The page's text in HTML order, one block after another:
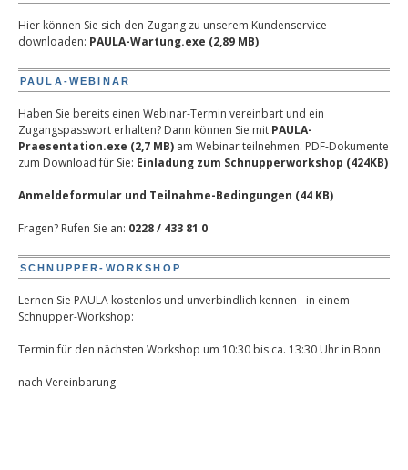
Hier können Sie sich den Zugang zu unserem Kundenservice
downloaden: PAULA-Wartung.exe (2,89 MB)
PAULA-WEBINAR
Haben Sie bereits einen Webinar-Termin vereinbart und ein
Zugangspasswort erhalten? Dann können Sie mit PAULA-
Praesentation.exe (2,7 MB) am Webinar teilnehmen. PDF-Dokumente
zum Download für Sie: Einladung zum Schnupperworkshop (424KB)
Anmeldeformular und Teilnahme-Bedingungen (44 KB)
Fragen? Rufen Sie an: 0228 / 433 81 0
SCHNUPPER-WORKSHOP
Lernen Sie PAULA kostenlos und unverbindlich kennen - in einem
Schnupper-Workshop:
Termin für den nächsten Workshop um 10:30 bis ca. 13:30 Uhr in Bonn
nach Vereinbarung